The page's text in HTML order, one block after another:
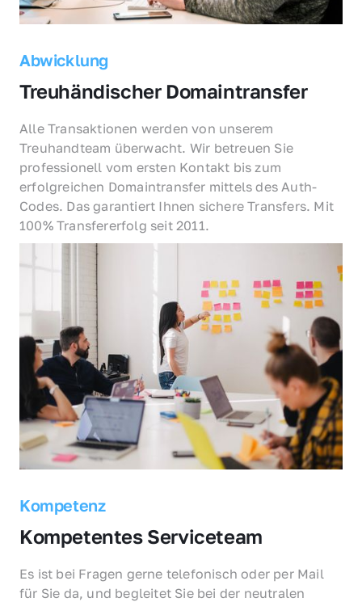
Abwicklung
Treuhändischer Domaintransfer
Alle Transaktionen werden von unserem
Treuhandteam überwacht. Wir betreuen Sie
professionell vom ersten Kontakt bis zum
erfolgreichen Domaintransfer mittels des Auth-
Codes. Das garantiert Ihnen sichere Transfers. Mit
100% Transfererfolg seit 2011.
Kompetenz
Kompetentes Serviceteam
Es ist bei Fragen gerne telefonisch oder per Mail
für Sie da, und begleitet Sie bei der neutralen